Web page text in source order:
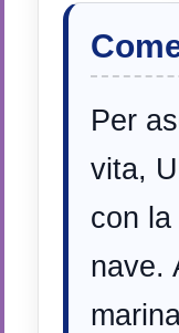
Per
vita,
con la
nave.